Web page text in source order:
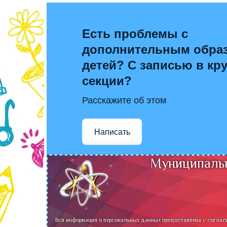
Есть проблемы с
дополнительным
детей? С записью в
секции?
Расскажите об этом
Написать
Вся информация о персональных данных предоставлена с